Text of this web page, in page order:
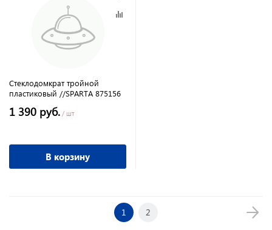
Стеклодомкрат тройной
пластиковый //SPARTA 875156
1 390 руб. / шт
В корзину
1 2